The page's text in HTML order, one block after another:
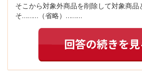
そこから対象外商品を削除して対象商品
そ………（省略）………